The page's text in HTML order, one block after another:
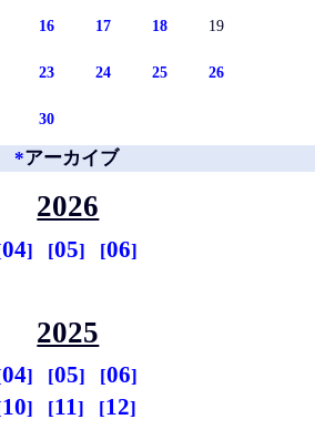
16 17 18 19
23 24 25 26
30
*アーカイブ
2026
04 05
06
2025
04 05
06
10 11 12